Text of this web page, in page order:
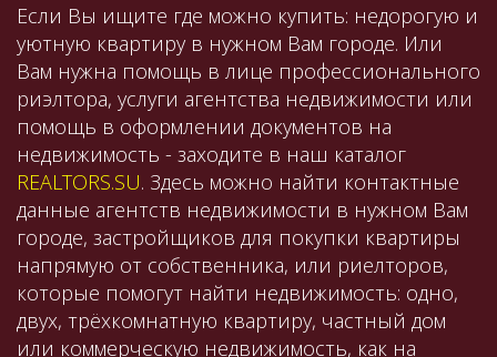
Если Вы ищите где можно купить: недорогую и
уютную квартиру в нужном Вам городе. Или
Вам нужна помощь в лице профессионального
риэлтора, услуги агентства недвижимости или
помощь в оформлении документов на
недвижимость - заходите в наш каталог
REALTORS.SU. Здесь можно найти контактные
данные агентств недвижимости в нужном Вам
городе, застройщиков для покупки квартиры
напрямую от собственника, или риелторов,
которые помогут найти недвижимость: одно,
двух, трёхкомнатную квартиру, частный дом
или коммерческую недвижимость, как на